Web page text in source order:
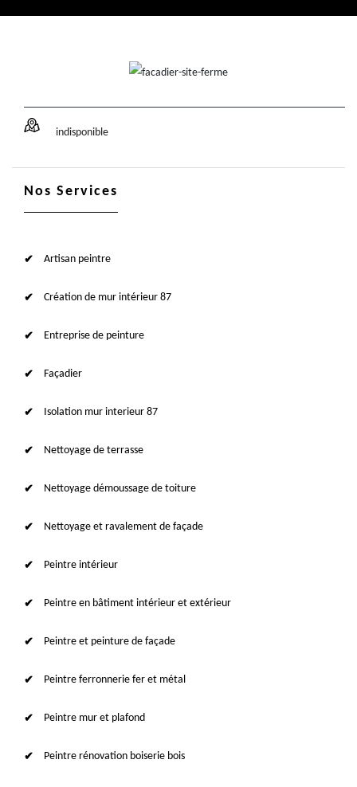
indisponible
Nos Services
Artisan peintre
Création de mur intérieur 87
Entreprise de peinture
Façadier
Isolation mur interieur 87
Nettoyage de terrasse
Nettoyage démoussage de toiture
Nettoyage et ravalement de façade
Peintre intérieur
Peintre en bâtiment intérieur et extérieur
Peintre et peinture de façade
Peintre ferronnerie fer et métal
Peintre mur et plafond
Peintre rénovation boiserie bois